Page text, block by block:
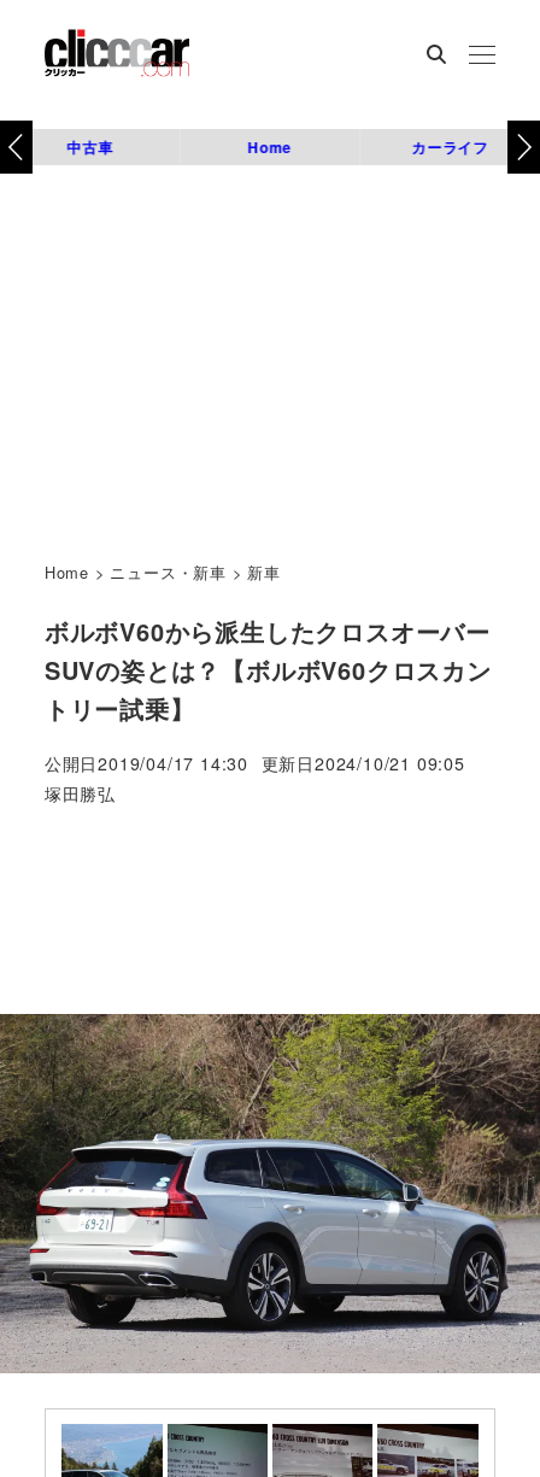
中古車 Home カーライフ
Home > ニュース・新車 > 新車
ボルボV60から派生したクロスオーバー
SUVの姿とは？【ボルボV60クロスカン
トリー試乗】
公開日2019/04/17 14:30 更新日2024/10/21 09:05
著
塚田勝弘